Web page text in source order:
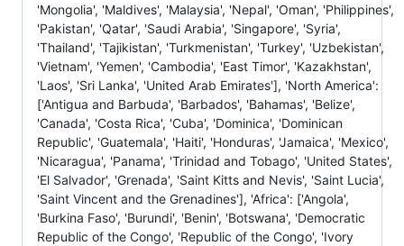
'Mongolia', 'Maldives', 'Malaysia', 'Nepal', 'Oman', 'Philippines',
'Pakistan', 'Qatar', 'Saudi Arabia', 'Singapore', 'Syria',
'Thailand', 'Tajikistan', 'Turkmenistan', 'Turkey', 'Uzbekistan',
'Vietnam', 'Yemen', 'Cambodia', 'East Timor', 'Kazakhstan',
'Laos', 'Sri Lanka', 'United Arab Emirates'], 'North America':
['Antigua and Barbuda', 'Barbados', 'Bahamas', 'Belize',
'Canada', 'Costa Rica', 'Cuba', 'Dominica', 'Dominican
Republic', 'Guatemala', 'Haiti', 'Honduras', 'Jamaica', 'Mexico',
'Nicaragua', 'Panama', 'Trinidad and Tobago', 'United States',
'El Salvador', 'Grenada', 'Saint Kitts and Nevis', 'Saint Lucia',
'Saint Vincent and the Grenadines'], 'Africa': ['Angola',
'Burkina Faso', 'Burundi', 'Benin', 'Botswana', 'Democratic
Republic of the Congo', 'Republic of the Congo', 'Ivory